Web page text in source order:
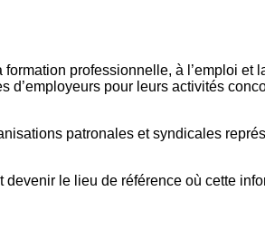
professionnelle, à l’emploi et
pour leurs activités
patronales et syndicales
le lieu de référence où cette